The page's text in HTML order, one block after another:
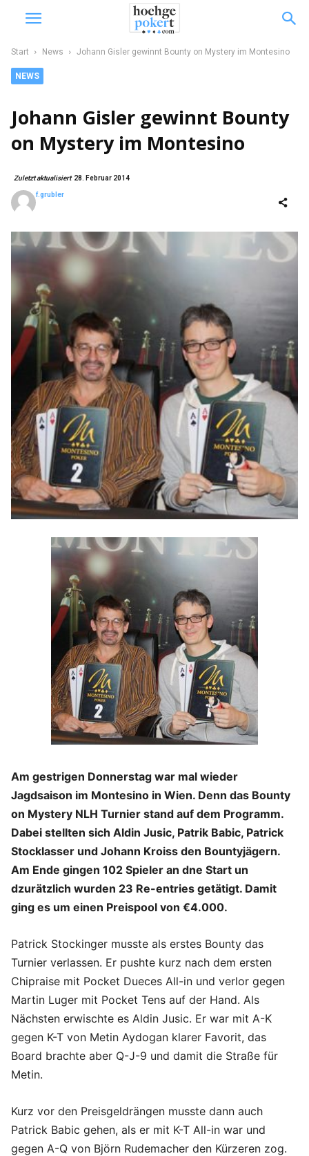
Start News Johann Gisler gewinnt Bounty on Mystery im Montesino
NEWS
Johann Gisler gewinnt Bounty
on Mystery im Montesino
Zuletzt aktualisiert 28. Februar 2014
f.grubler
Am gestrigen Donnerstag war mal wieder
Jagdsaison im Montesino in Wien. Denn das Bounty
on Mystery NLH Turnier stand auf dem Programm.
Dabei stellten sich Aldin Jusic, Patrik Babic, Patrick
Stocklasser und Johann Kroiss den Bountyjägern.
Am Ende gingen 102 Spieler an dne Start un
dzurätzlich wurden 23 Re-entries getätigt. Damit
ging es um einen Preispool von €4.000.
Patrick Stockinger musste als erstes Bounty das
Turnier verlassen. Er pushte kurz nach dem ersten
Chipraise mit Pocket Dueces All-in und verlor gegen
Martin Luger mit Pocket Tens auf der Hand. Als
Nächsten erwischte es Aldin Jusic. Er war mit A-K
gegen K-T von Metin Aydogan klarer Favorit, das
Board brachte aber Q-J-9 und damit die Straße für
Metin.
Kurz vor den Preisgeldrängen musste dann auch
Patrick Babic gehen, als er mit K-T All-in war und
gegen A-Q von Björn Rudemacher den Kürzeren zog.